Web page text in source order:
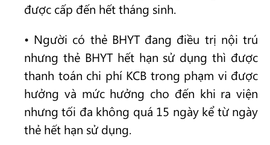
được cấp đến hết tháng sinh.
• Người có thẻ BHYT đang điều trị nội trú
nhưng thẻ BHYT hết hạn sử dụng thì được
thanh toán chi phí KCB trong phạm vi được
hưởng và mức hưởng cho đến khi ra viện
nhưng tối đa không quá 15 ngày kể từ ngày
thẻ hết hạn sử dụng.